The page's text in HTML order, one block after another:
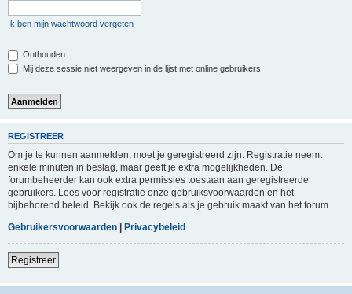
Ik ben mijn wachtwoord vergeten
Onthouden
Mij deze sessie niet weergeven in de lijst met online gebruikers
REGISTREER
Om je te kunnen aanmelden, moet je geregistreerd zijn. Registratie neemt
enkele minuten in beslag, maar geeft je extra mogelijkheden. De
forumbeheerder kan ook extra permissies toestaan aan geregistreerde
gebruikers. Lees voor registratie onze gebruiksvoorwaarden en het
bijbehorend beleid. Bekijk ook de regels als je gebruik maakt van het forum.
Gebruikersvoorwaarden | Privacybeleid
Registreer